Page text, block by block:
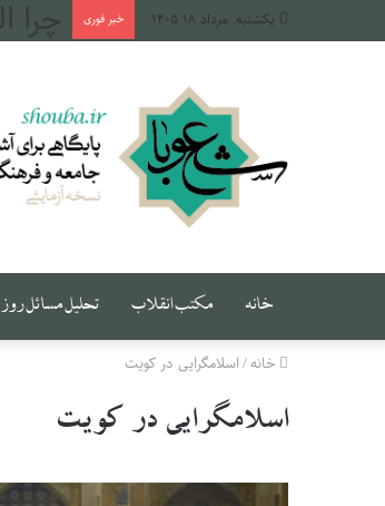
یکشنبه, مرداد ۱۸ ۱۴۰۵ خبر فوری
خانه مکتب انقلاب تحلیل مسائل روز
خانه/اسلامگرایی در کویت
اسلامگرایی در کویت